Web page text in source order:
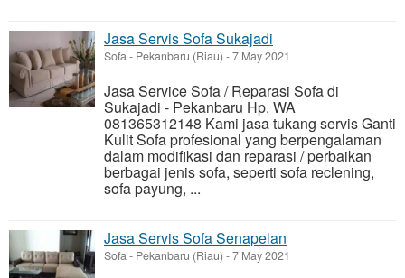
Jasa Servis Sofa Sukajadi
Sofa- Pekanbaru (Riau) -7 May 2021
Jasa Service Sofa / Reparasi Sofa di
Sukajadi - Pekanbaru Hp. WA
081365312148 Kami jasa tukang servis Ganti
Kulit Sofa profesional yang berpengalaman
dalam modifikasi dan reparasi / perbaikan
berbagai jenis sofa, seperti sofa reclening,
sofa payung, ...
Jasa Servis Sofa Senapelan
Sofa- Pekanbaru (Riau) -7 May 2021